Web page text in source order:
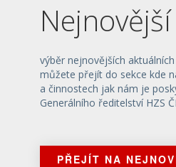
výběr nejnovějších
můžete přejít do sekce kde
a činnostech jak nám je
Generálního ředitelství HZS
PŘEJÍT NA